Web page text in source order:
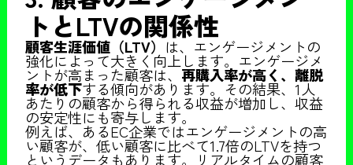
トとLTVの関係性
顧客生涯価値（LTV） は、エンゲージメントの
強化によって大きく向上します。エンゲージメ
ントが高まった顧客は、 再購入率が高く、離脱
率が低下する傾向があります。その結果、1人
あたりの顧客から得られる収益が増加し、収益
の安定性にも寄与します。
例えば、あるEC企業ではエンゲージメントの高
い顧客が、低い顧客に比べて1.7倍のLTVを持つ
というデータもあります。リアルタイムの顧客